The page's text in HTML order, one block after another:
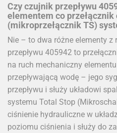
Czy czujnik przepływu
elementem co przełącznik
(mikroprzełącznik TS)
Nie – to dwa różne elementy
przepływu 405942 to
na ruch mechaniczny
przepływającą wodę – jego
przepływu i służy układowi
systemu Total Stop
ciśnienie hydrauliczne w
poziomu ciśnienia i służy do